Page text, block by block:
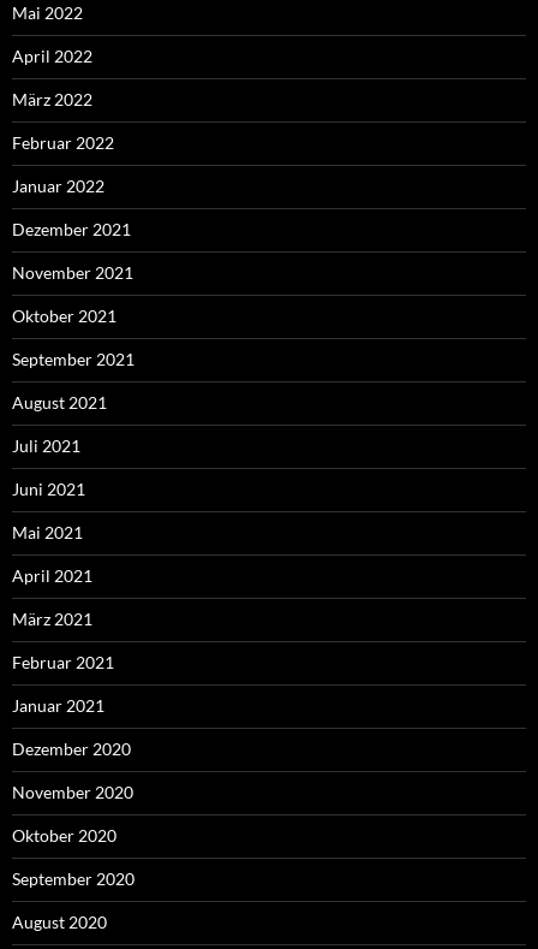
Mai 2022
April 2022
März 2022
Februar 2022
Januar 2022
Dezember 2021
November 2021
Oktober 2021
September 2021
August 2021
Juli 2021
Juni 2021
Mai 2021
April 2021
März 2021
Februar 2021
Januar 2021
Dezember 2020
November 2020
Oktober 2020
September 2020
August 2020